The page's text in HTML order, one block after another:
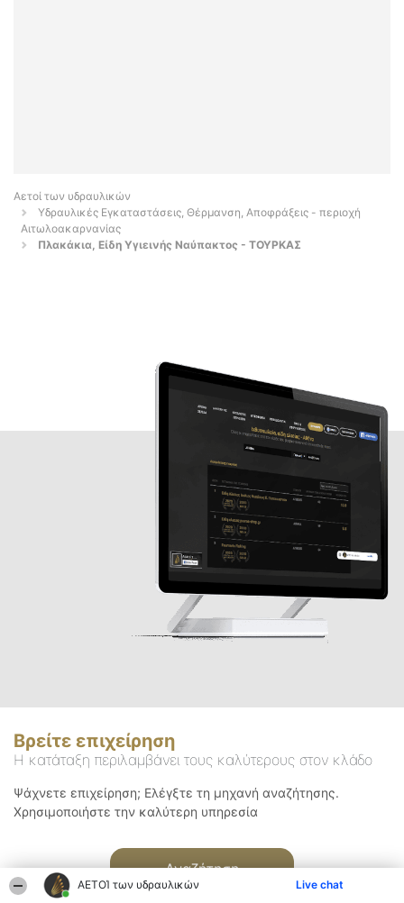
ΑΕΤΟΊ των υδραυλικών Live chat
Αετοί των υδραυλικών
Υδραυλικές Εγκαταστάσεις, Θέρμανση, Αποφράξεις - περιοχή
Αιτωλοακαρνανίας
Πλακάκια, Είδη Υγιεινής Ναύπακτος - ΤΟΥΡΚΑΣ
Βρείτε επιχείρηση
Η κατάταξη περιλαμβάνει τους καλύτερους στον κλάδο
Ψάχνετε επιχείρηση; Ελέγξτε τη μηχανή αναζήτησης.
Χρησιμοποιήστε την καλύτερη υπηρεσία
Αναζήτηση